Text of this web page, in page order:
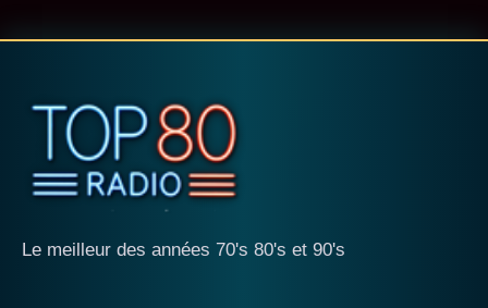
Le meilleur des années 70's 80's et 90's